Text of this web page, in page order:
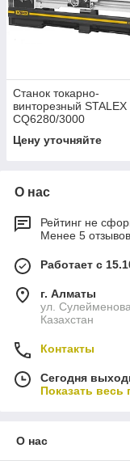
Станок токарно-
винторезный STALEX
CQ6280/3000
Цену уточняйте
О нас
Рейтинг не
Менее 5
Работает с
г. Алматы
ул.
Казахстан
Контакты
Сегодня
Показать весь
О нас